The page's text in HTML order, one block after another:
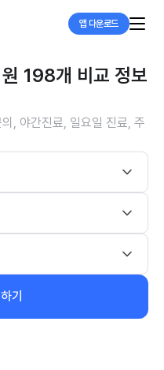
앱 다운로드
198개 비교 정보
, 야간진료, 일요일 진료, 주
기